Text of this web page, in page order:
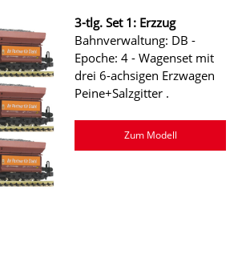
3-tlg. Set 1: Erzzug
Bahnverwaltung: DB -
Epoche: 4 - Wagenset mit
drei 6-achsigen Erzwagen
Peine+Salzgitter .
Zum Modell